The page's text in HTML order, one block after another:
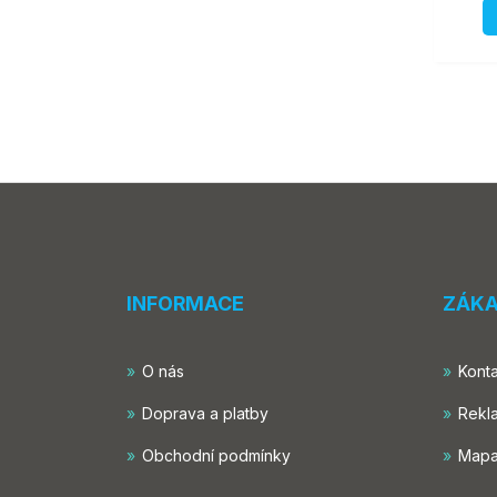
INFORMACE
O nás
Doprava a platby
Obchodní podmínky